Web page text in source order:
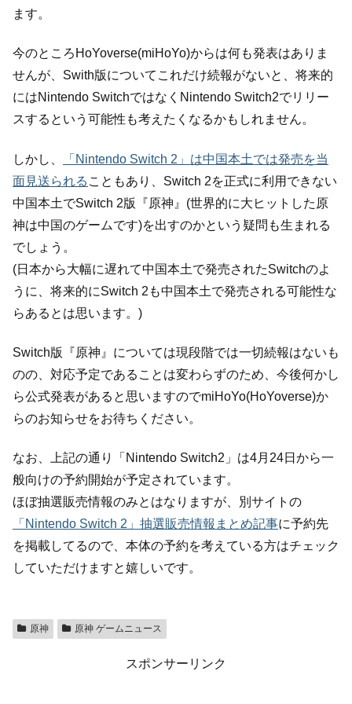
ます。
今のところHoYoverse(miHoYo)からは何も発表はありま
せんが、Swith版についてこれだけ続報がないと、将来的
にはNintendo SwitchではなくNintendo Switch2でリリー
スするという可能性も考えたくなるかもしれません。
しかし、
「Nintendo Switch 2」は中国本土では発売を当
面見送られる こともあり、Switch 2を正式に利用できない
中国本土でSwitch 2版『原神』(世界的に大ヒットした原
神は中国のゲームです)を出すのかという疑問も生まれる
でしょう。
(日本から大幅に遅れて中国本土で発売されたSwitchのよ
うに、将来的にSwitch 2も中国本土で発売される可能性な
らあるとは思います。)
Switch版『原神』については現段階では一切続報はないも
のの、対応予定であることは変わらずのため、今後何かし
ら公式発表があると思いますのでmiHoYo(HoYoverse)か
らのお知らせをお待ちください。
なお、上記の通り「Nintendo Switch2」は4月24日から一
般向けの予約開始が予定されています。
ほぼ抽選販売情報のみとはなりますが、別サイトの
「Nintendo Switch 2」抽選販売情報まとめ記事に予約先
を掲載してるので、本体の予約を考えている方はチェック
していただけますと嬉しいです。
原神 原神 ゲームニュース
スポンサーリンク